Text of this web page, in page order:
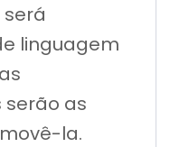
linguagem
serão as
la.